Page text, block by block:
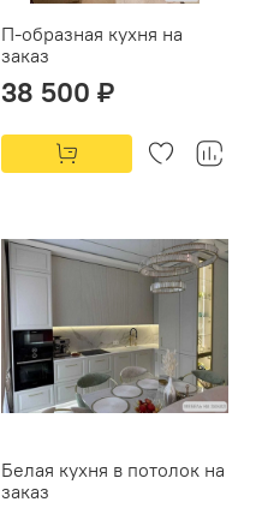
П-образная кухня на
заказ
38 500 ₽
Белая кухня в потолок на
заказ